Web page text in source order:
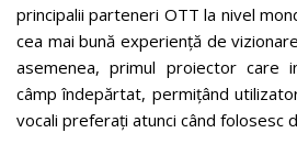
principalii parteneri OTT la nivel
cea mai bună experiență de
asemenea, primul proiector care
câmp îndepărtat, permițând
vocali preferați atunci când folosesc